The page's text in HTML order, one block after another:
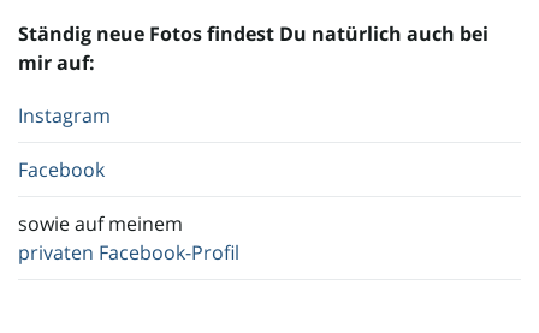
Ständig neue Fotos findest Du natürlich auch bei
mir auf:
Instagram
Facebook
sowie auf meinem
privaten Facebook-Profil